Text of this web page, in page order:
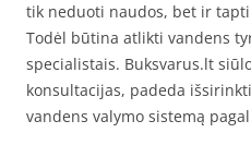
tik neduoti naudos, bet ir
Todėl būtina atlikti vandens
specialistais. Buksvarus.lt
konsultacijas, padeda
vandens valymo sistemą